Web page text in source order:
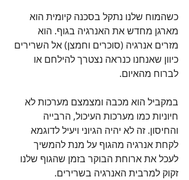
כשהמוח שלנו נתקל בסכנה קיומית הוא
מארגן מחדש את האנרגיה בגוף. הוא
מזרים אנרגיה (סוכרים וחמצן) אל השרירים
כיוון שאנחנו כנראה נצטרך להילחם או
לברוח מהאיום.
במקביל הוא מכבה ומצמצם מערכות לא
חיוניות כמו מערכות העיכול, הרבייה
והחיסון. זה לא יהיה הגיוני ויעיל לדוגמא
לקחת אנרגיה מהגוף על מנת להמשיך
לעכל את ארוחת הבוקר בזמן שהגוף שלנו
זקוק למרבית האנרגיה בשרירים.